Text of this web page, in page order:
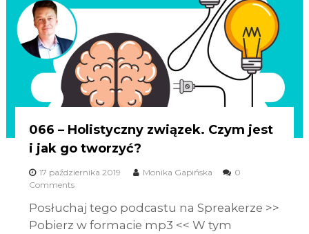
066 – Holistyczny związek. Czym jest
i jak go tworzyć?
17 października 2019 Monika Gapińska
0
Comments
Posłuchaj tego podcastu na Spreakerze >>
Pobierz w formacie mp3 << W tym